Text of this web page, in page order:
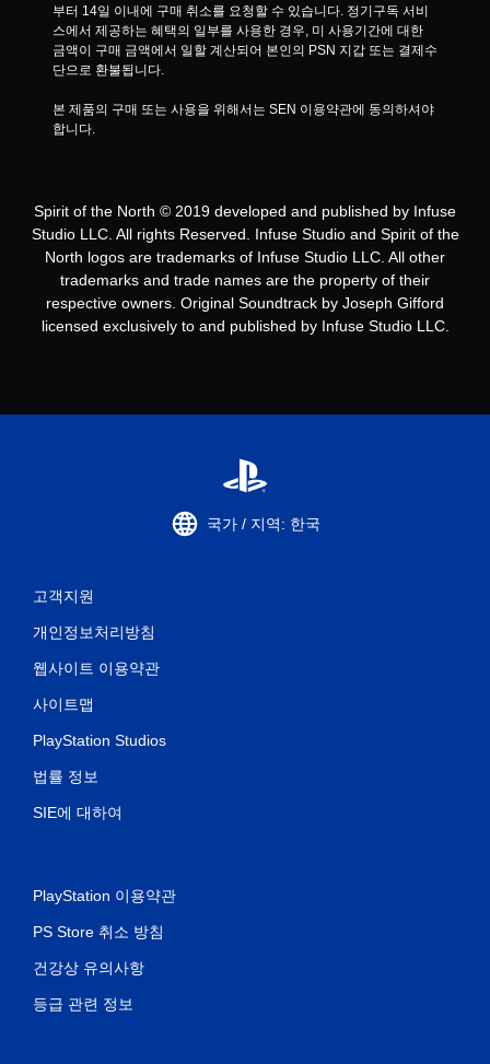
부터 14일 이내에 구매 취소를 요청할 수 있습니다. 정기구독 서비
스에서 제공하는 혜택의 일부를 사용한 경우, 미 사용기간에 대한
금액이 구매 금액에서 일할 계산되어 본인의 PSN 지갑 또는 결제수
단으로 환불됩니다.
본 제품의 구매 또는 사용을 위해서는 SEN 이용약관에 동의하셔야
합니다.
Spirit of the North © 2019 developed and published by Infuse
Studio LLC. All rights Reserved. Infuse Studio and Spirit of the
North logos are trademarks of Infuse Studio LLC. All other
trademarks and trade names are the property of their
respective owners. Original Soundtrack by Joseph Gifford
licensed exclusively to and published by Infuse Studio LLC.
국가 / 지역: 한국
고객지원
개인정보처리방침
웹사이트 이용약관
사이트맵
PlayStation Studios
법률 정보
SIE에 대하여
PlayStation 이용약관
PS Store 취소 방침
건강상 유의사항
등급 관련 정보